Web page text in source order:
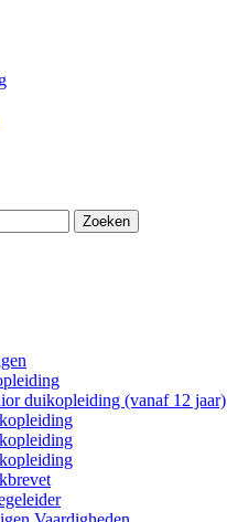
duikopleiding (vanaf 12 jaar)